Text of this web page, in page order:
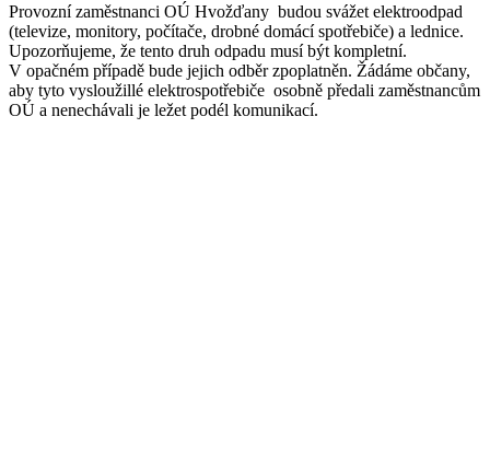
Provozní zaměstnanci OÚ Hvožďany budou svážet elektroodpad
(televize, monitory, počítače, drobné domácí spotřebiče) a lednice.
Upozorňujeme, že tento druh odpadu musí být kompletní.
V opačném případě bude jejich odběr zpoplatněn. Žádáme občany,
aby tyto vysloužillé elektrospotřebiče osobně předali zaměstnancům
OÚ a nenechávali je ležet podél komunikací.